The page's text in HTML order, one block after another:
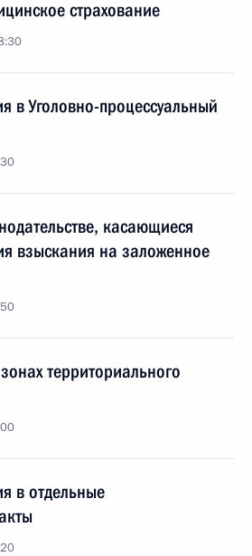
страхование
в Уголовно-процессуальный
касающиеся
взыскания на заложенное
территориального
в отдельные